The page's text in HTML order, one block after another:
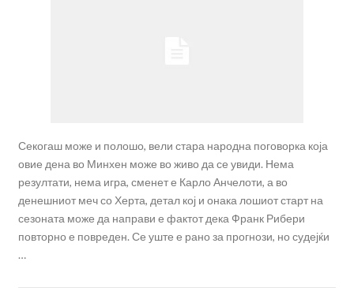
Секогаш може и полошо, вели стара народна поговорка која
овие дена во Минхен може во живо да се увиди. Нема
резултати, нема игра, сменет е Карло Анчелоти, а во
денешниот меч со Херта, детал кој и онака лошиот старт на
сезоната може да направи е фактот дека Франк Рибери
повторно е повреден. Се уште е рано за прогнози, но судејќи
…